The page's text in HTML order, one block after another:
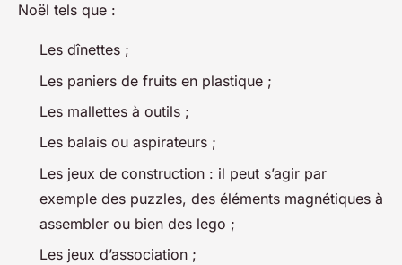
Noël tels que :
Les dînettes ;
Les paniers de fruits en plastique ;
Les mallettes à outils ;
Les balais ou aspirateurs ;
Les jeux de construction : il peut s’agir par
exemple des puzzles, des éléments magnétiques à
assembler ou bien des lego ;
Les jeux d’association ;